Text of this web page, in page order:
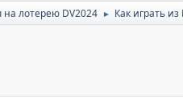
лотерею DV2024 ► Как играть